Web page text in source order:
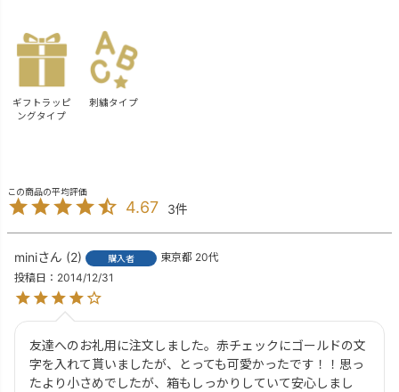
ギフトラッピ
ングタイプ
刺繍タイプ
4.67 3
mini 2 購入者 東京都 20代
投稿日
2014/12/31
友達へのお礼用に注文しました。赤チェックにゴールドの文
字を入れて貰いましたが、とっても可愛かったです！！思っ
たより小さめでしたが、箱もしっかりしていて安心しまし